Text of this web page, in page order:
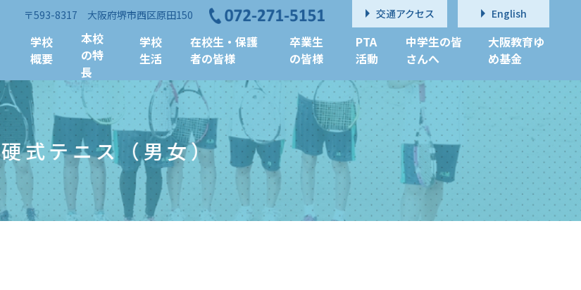
学校
概要
本校
の特
長
学校
生活
在校生・保護
者の皆様
卒業生
の皆様
PTA
活動
中学生の皆
さんへ
大阪教育ゆ
め基金
交通アクセス English
〒593-8317 大阪府堺市西区原田150
硬式テニス（男女）